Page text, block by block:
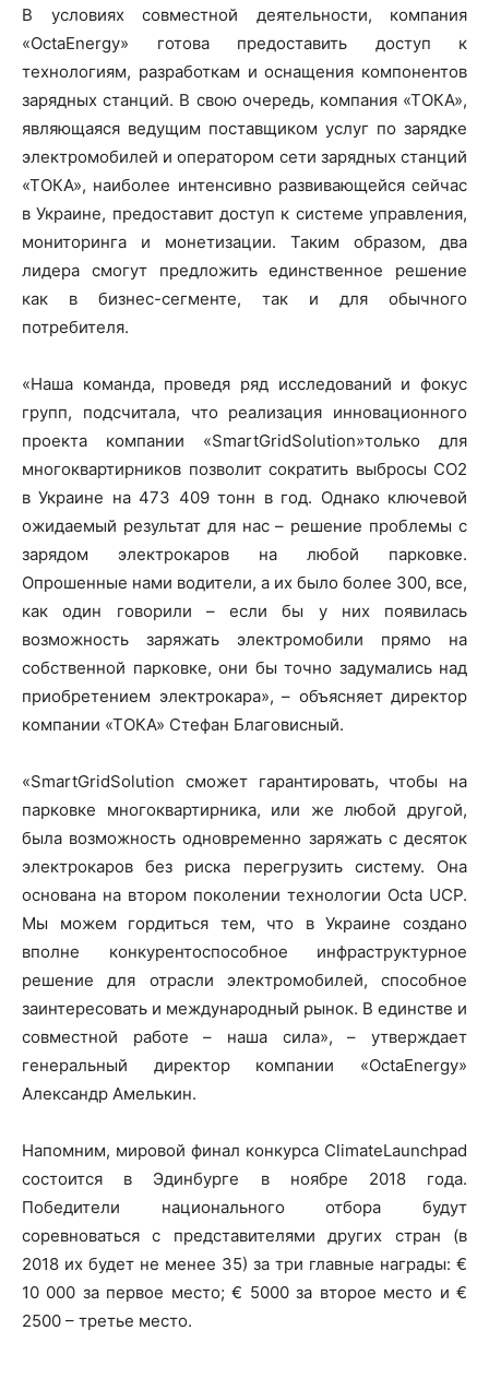
В условиях совместной деятельности, компания
«OctaEnergy» готова предоставить доступ к
технологиям, разработкам и оснащения компонентов
зарядных станций. В свою очередь, компания «ТОКА»,
являющаяся ведущим поставщиком услуг по зарядке
электромобилей и оператором сети зарядных станций
«ТОКА», наиболее интенсивно развивающейся сейчас
в Украине, предоставит доступ к системе управления,
мониторинга и монетизации. Таким образом, два
лидера смогут предложить единственное решение
как в бизнес-сегменте, так и для обычного
потребителя.
«Наша команда, проведя ряд исследований и фокус
групп, подсчитала, что реализация инновационного
проекта компании «SmartGridSolution»только для
многоквартирников позволит сократить выбросы СО2
в Украине на 473 409 тонн в год. Однако ключевой
ожидаемый результат для нас – решение проблемы с
зарядом электрокаров на любой парковке.
Опрошенные нами водители, а их было более 300, все,
как один говорили – если бы у них появилась
возможность заряжать электромобили прямо на
собственной парковке, они бы точно задумались над
приобретением электрокара», – объясняет директор
компании «ТОКА» Стефан Благовисный.
«SmartGridSolution сможет гарантировать, чтобы на
парковке многоквартирника, или же любой другой,
была возможность одновременно заряжать с десяток
электрокаров без риска перегрузить систему. Она
основана на втором поколении технологии Octa UCР.
Мы можем гордиться тем, что в Украине создано
вполне конкурентоспособное инфраструктурное
решение для отрасли электромобилей, способное
заинтересовать и международный рынок. В единстве и
совместной работе – наша сила», – утверждает
генеральный директор компании «OctaEnergy»
Александр Амелькин.
Напомним, мировой финал конкурса ClimateLaunchpad
состоится в Эдинбурге в ноябре 2018 года.
Победители национального отбора будут
соревноваться с представителями других стран (в
2018 их будет не менее 35) за три главные награды: €
10 000 за первое место; € 5000 за второе место и €
2500 – третье место.